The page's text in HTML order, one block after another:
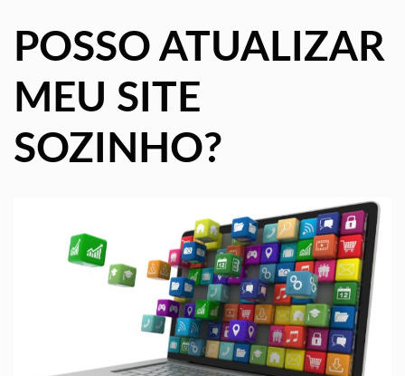
POSSO ATUALIZAR
MEU SITE
SOZINHO?